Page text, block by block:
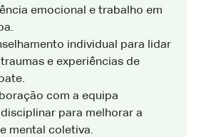
emocional e trabalho em
individual para lidar
e experiências de
com a equipa
para melhorar a
mental coletiva.